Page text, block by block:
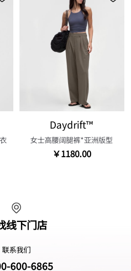
Daydrift™
女士高腰阔腿裤*亚洲版型
￥1180.00
线下门店
联系我们
600-6865